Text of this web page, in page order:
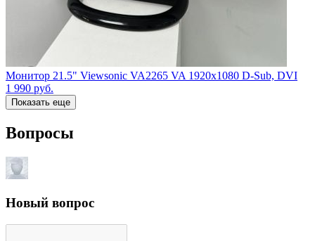
Монитор 21.5" Viewsonic VA2265 VA 1920x1080 D-Sub, DVI
1 990 руб.
Показать еще
Вопросы
Новый вопрос